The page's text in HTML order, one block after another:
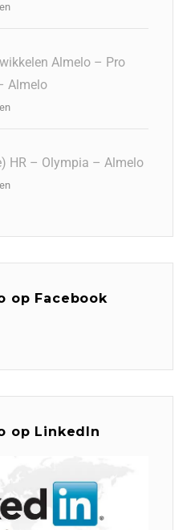
Almelo – Pro
Almelo
HR – Olympia – Almelo
op Facebook
op LinkedIn